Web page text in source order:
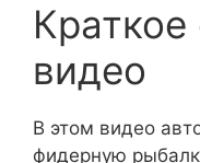
видео
В этом видео
фидерную